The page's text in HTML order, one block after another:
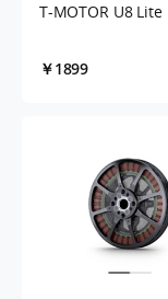
T-MOTOR U8 Lite
￥1899